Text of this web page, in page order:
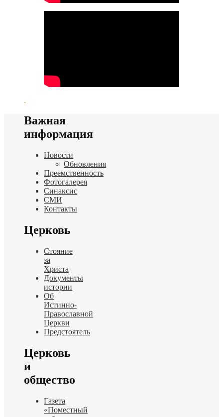
Важная
информация
Новости
Обновления
Преемственность
Фотогалерея
Синаксис
СМИ
Контакты
Церковь
Стояние
за
Христа
Документы
истории
Об
Истинно-
Православной
Церкви
Предстоятель
Церковь
и
общество
Газета
«Поместный